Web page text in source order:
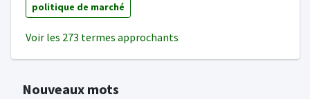
politique de marché
Voir les 273 termes approchants
Nouveaux mots